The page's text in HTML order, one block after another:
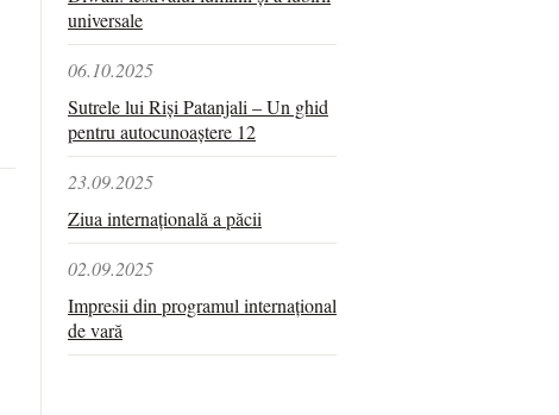
universale
06.10.2025
Sutrele lui Riși Patanjali – Un ghid
pentru autocunoaștere 12
23.09.2025
Ziua internațională a păcii
02.09.2025
Impresii din programul internațional
de vară